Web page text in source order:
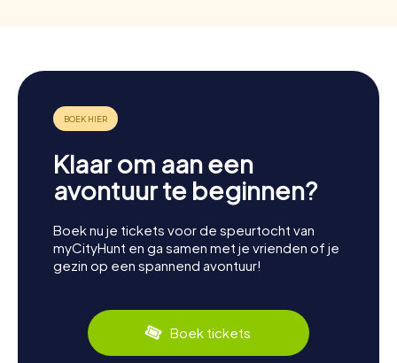
Klaar om aan een
avontuur te beginnen?
Boek nu je tickets voor de speurtocht van
myCityHunt en ga samen met je vrienden of je
gezin op een spannend avontuur!
Boek tickets